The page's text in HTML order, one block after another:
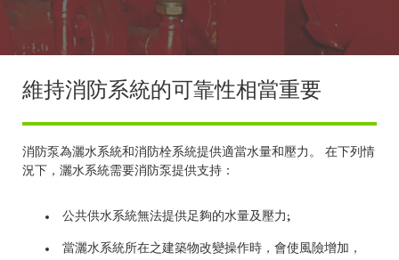
維持消防系統的可靠性相當重要
消防泵為灑水系統和消防栓系統提供適當水量和壓力。 在下列情
況下，灑水系統需要消防泵提供支持：
公共供水系統無法提供足夠的水量及壓力;
當灑水系統所在之建築物改變操作時，會使風險增加，